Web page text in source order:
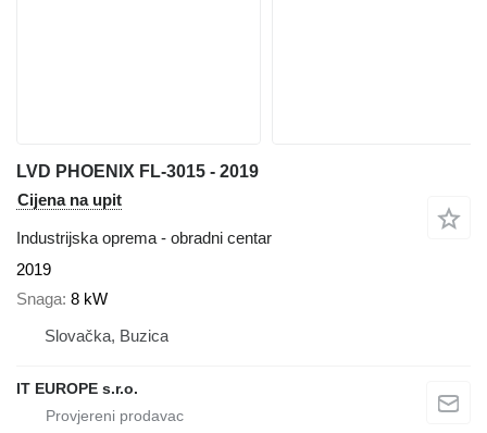
LVD PHOENIX FL-3015 - 2019
Cijena na upit
Industrijska oprema - obradni centar
2019
Snaga 8 kW
Slovačka, Buzica
IT EUROPE s.r.o.